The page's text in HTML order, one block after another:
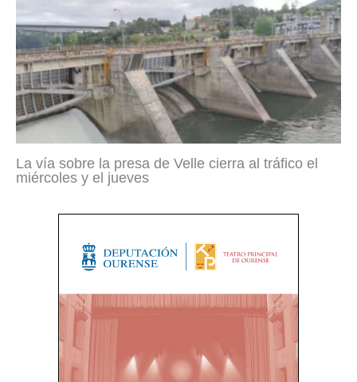
La vía sobre la presa de Velle cierra al tráfico el
miércoles y el jueves